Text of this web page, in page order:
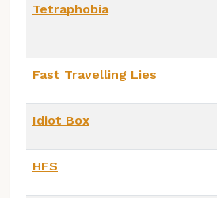
Tetraphobia
Fast Travelling Lies
Idiot Box
HFS